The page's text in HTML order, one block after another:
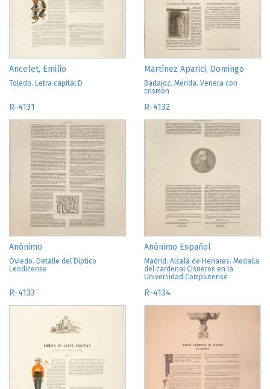
Ancelet, Emilio
Toledo. Letra capital D
Martínez Aparici, Domingo
Badajoz. Mérida. Venera con
crismón
R-4131
Anónimo
Oviedo. Detalle del Díptico
Leodicense
R-4132
Anónimo Español
Madrid. Alcalá de Henares. Medalla
del cardenal Cisneros en la
Universidad Complutense
R-4133 R-4134